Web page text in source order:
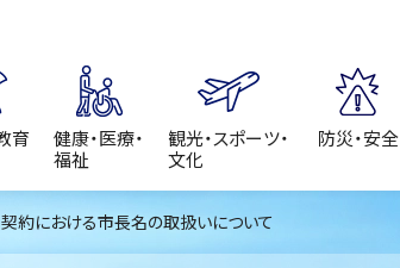
育
健康・医療・
福祉
観光・スポーツ・
文化
防災・安全
契約における市長名の取扱いについて